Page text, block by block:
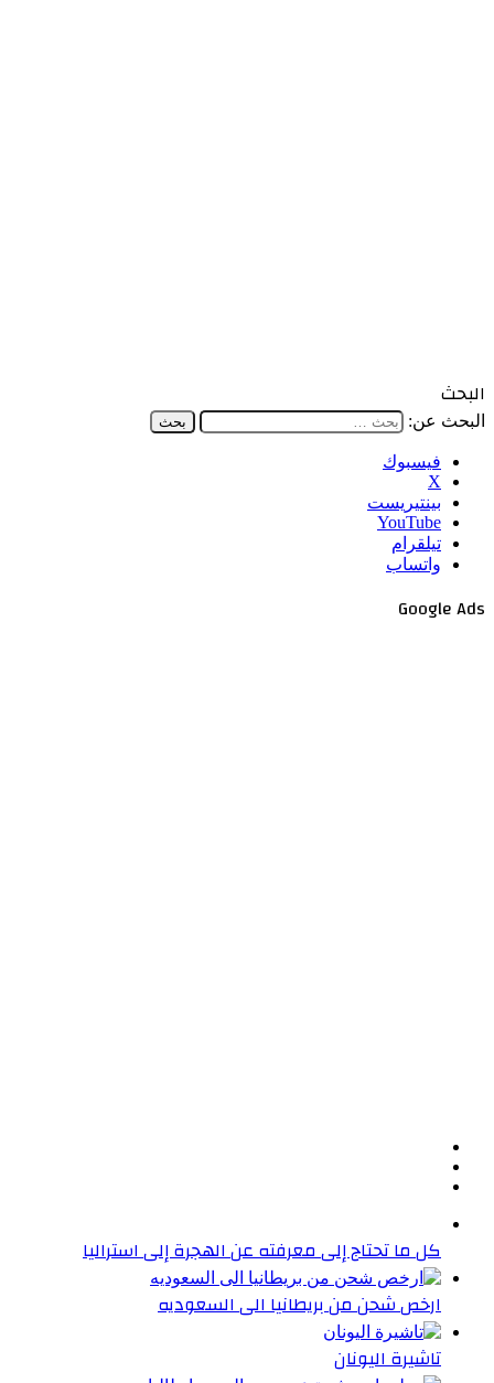
البحث
البحث عن:
فيسبوك
‫X
بينتيريست
‫YouTube
تيلقرام
واتساب
Google Ads
كل ما تحتاج إلى معرفته عن الهجرة إلى استراليا
ارخص شحن من بريطانيا الى السعوديه
تاشيرة اليونان